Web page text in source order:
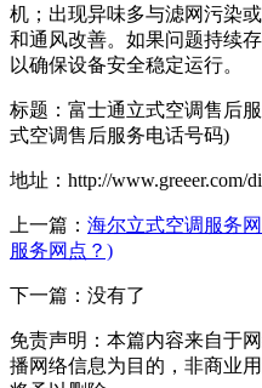
机；出现异味多与滤网污染
和通风改善。如果问题持续
以确保设备安全稳定运行。
标题：富士通立式空调售后
式空调售后服务电话号码)
地址：http://www.greeer.com/
上一篇： 海尔立式空调服务
服务网点？)
下一篇：没有了
免责声明：本篇内容来自于
播网络信息为目的，非商业